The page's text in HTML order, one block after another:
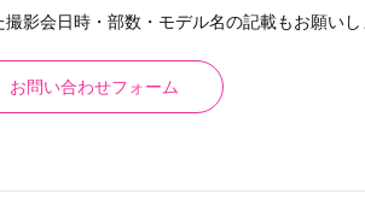
影会日時・部数・モデル名の記載もお願い
お問い合わせフォーム